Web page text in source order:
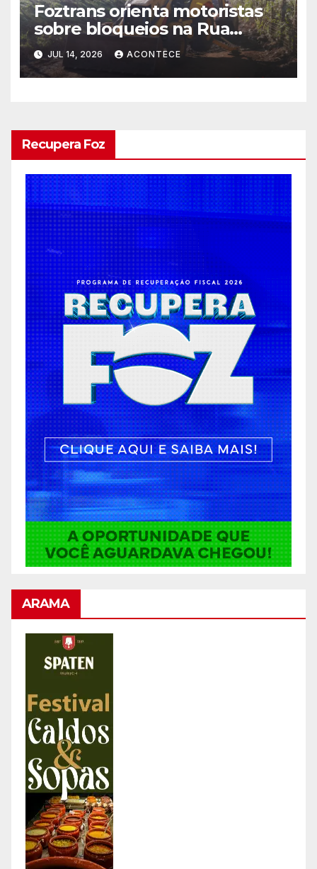
Foztrans orienta motoristas
sobre bloqueios na Rua
Medianeira durante serviços
de melhorias
JUL 14, 2026 ACONTECE
Recupera Foz
ARAMA